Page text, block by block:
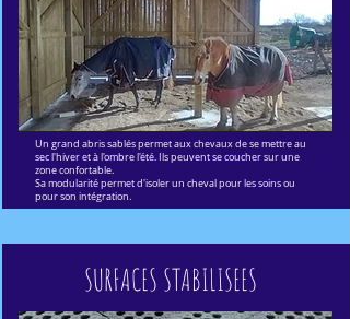
Un grand abris sablés permet aux chevaux de se mettre au
sec l'hiver et à l'ombre l'été. Ils peuvent se coucher sur une
zone confortable.
Sa modularité permet d'isoler un cheval pour les soins ou
pour son intégration.
SURFACES STABILISEES